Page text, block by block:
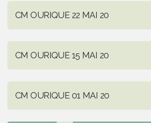
CM OURIQUE 22 MAI 20
CM OURIQUE 15 MAI 20
CM OURIQUE 01 MAI 20